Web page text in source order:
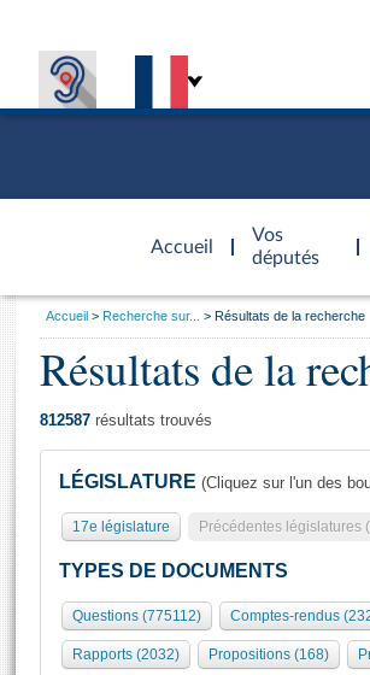
Accueil
d'accueil
Vos
députés
Présidence
577 députés
Groupes politiques
Séance publique
Commissions et autres organes
Europe et International
Général
Rôle et pouvoirs de l'Assemblée
Organisation de l'Assemblée
Présidence Conférence des Présidents
Visiter l'Assemblée
Visite virtuelle du palais Bourbon
Assister à une séance
Vous
Accueil Recherche sur... Résultats de la recherche
Résultats de la
812587 résultats trouvés
LÉGISLATURE (Cliquez sur l'un des
17e législature Précédentes législatures
TYPES DE DOCUMENTS
Questions (775112) Comptes-rendus
Rapports (2032) Propositions (168)